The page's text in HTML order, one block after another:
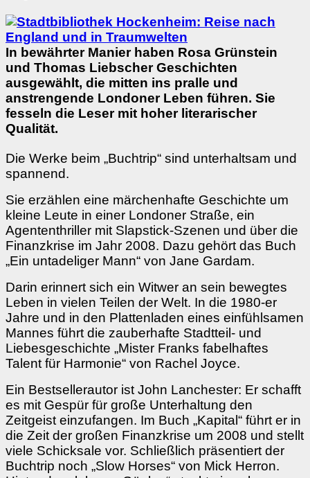
In bewährter Manier haben Rosa Grünstein
und Thomas Liebscher Geschichten
ausgewählt, die mitten ins pralle und
anstrengende Londoner Leben führen. Sie
fesseln die Leser mit hoher literarischer
Qualität.
Die Werke beim „Buchtrip“ sind unterhaltsam und
spannend.
Sie erzählen eine märchenhafte Geschichte um
kleine Leute in einer Londoner Straße, ein
Agententhriller mit Slapstick-Szenen und über die
Finanzkrise im Jahr 2008. Dazu gehört das Buch
„Ein untadeliger Mann“ von Jane Gardam.
Darin erinnert sich ein Witwer an sein bewegtes
Leben in vielen Teilen der Welt. In die 1980-er
Jahre und in den Plattenladen eines einfühlsamen
Mannes führt die zauberhafte Stadtteil- und
Liebesgeschichte „Mister Franks fabelhaftes
Talent für Harmonie“ von Rachel Joyce.
Ein Bestsellerautor ist John Lanchester: Er schafft
es mit Gespür für große Unterhaltung den
Zeitgeist einzufangen. Im Buch „Kapital“ führt er in
die Zeit der großen Finanzkrise um 2008 und stellt
viele Schicksale vor. Schließlich präsentiert der
Buchtrip noch „Slow Horses“ von Mick Herron.